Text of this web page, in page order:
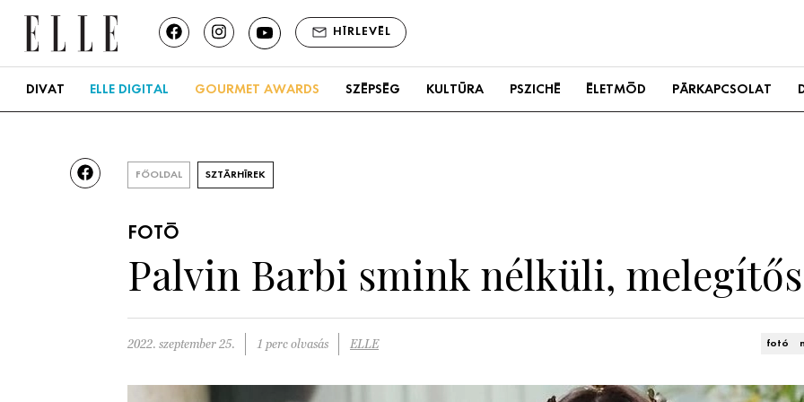
HÍRLEVÉL
DIVAT ELLE DIGITAL GOURMET AWARDS SZÉPSÉG KULTÚRA PSZICHÉ ÉLETMÓD PÁRKAPCSOLAT
FŐOLDAL SZTÁRHÍREK
FOTÓ
Palvin Barbi smink nélküli,
2022. szeptember 25. 1 perc olvasás ELLE fotó